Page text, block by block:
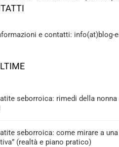
e contatti: info(at)blog-
seborroica: rimedi della
seborroica: come mirare a una
(realtà e piano pratico)